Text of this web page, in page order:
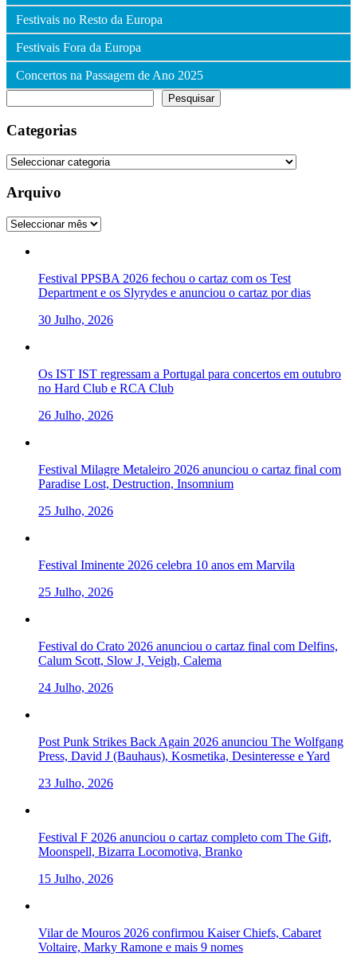
Festivais no Resto da Europa
Festivais Fora da Europa
Concertos na Passagem de Ano 2025
Pesquisar
Categorias
Categorias
Arquivo
Arquivo
Festival PPSBA 2026 fechou o cartaz com os Test
Department e os Slyrydes e anunciou o cartaz por dias
30 Julho, 2026
Os IST IST regressam a Portugal para concertos em outubro
no Hard Club e RCA Club
26 Julho, 2026
Festival Milagre Metaleiro 2026 anunciou o cartaz final com
Paradise Lost, Destruction, Insomnium
25 Julho, 2026
Festival Iminente 2026 celebra 10 anos em Marvila
25 Julho, 2026
Festival do Crato 2026 anunciou o cartaz final com Delfins,
Calum Scott, Slow J, Veigh, Calema
24 Julho, 2026
Post Punk Strikes Back Again 2026 anunciou The Wolfgang
Press, David J (Bauhaus), Kosmetika, Desinteresse e Yard
23 Julho, 2026
Festival F 2026 anunciou o cartaz completo com The Gift,
Moonspell, Bizarra Locomotiva, Branko
15 Julho, 2026
Vilar de Mouros 2026 confirmou Kaiser Chiefs, Cabaret
Voltaire, Marky Ramone e mais 9 nomes